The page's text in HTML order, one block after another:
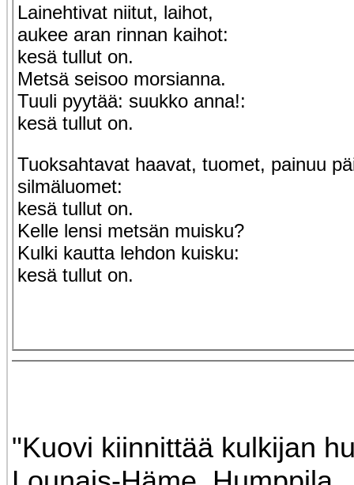
Lainehtivat niitut, laihot,
aukee aran rinnan kaihot:
kesä tullut on.
Metsä seisoo morsianna.
Tuuli pyytää: suukko anna!:
kesä tullut on.
Tuoksahtavat haavat, tuomet, painuu
silmäluomet:
kesä tullut on.
Kelle lensi metsän muisku?
Kulki kautta lehdon kuisku:
kesä tullut on.
"Kuovi kiinnittää kulkijan